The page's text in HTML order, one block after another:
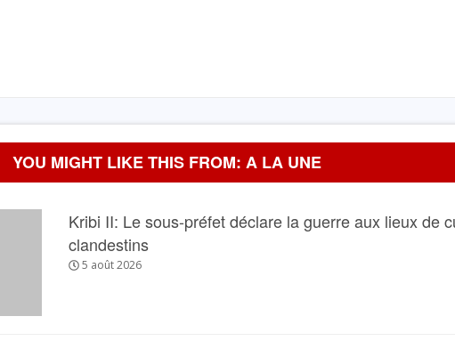
YOU MIGHT LIKE THIS FROM: A LA UNE
Kribi II: Le sous-préfet déclare la guerre aux lieux de
clandestins
5 août 2026